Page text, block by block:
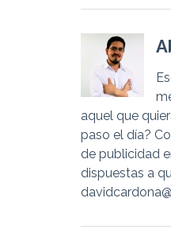
aquel que
paso el día?
de publicidad
dispuestas a